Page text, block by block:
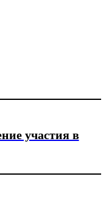
участия в